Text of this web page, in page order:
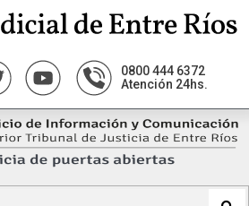
0800 444 6372
Atención 24hs.